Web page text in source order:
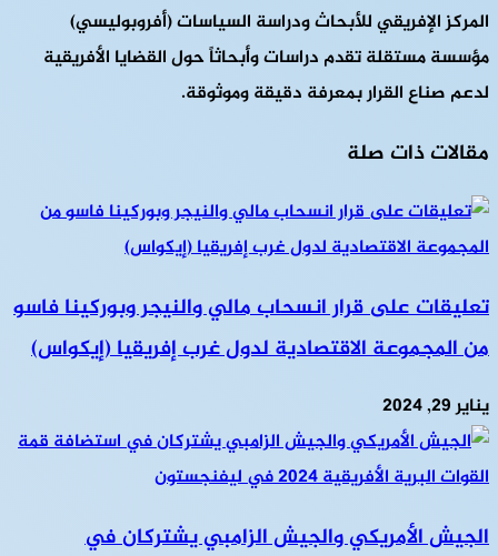
المركز الإفريقي للأبحاث ودراسة السياسات (أفروبوليسي)
مؤسسة مستقلة تقدم دراسات وأبحاثاً حول القضايا الأفريقية
لدعم صناع القرار بمعرفة دقيقة وموثوقة.
مقالات ذات صلة
تعليقات على قرار انسحاب مالي والنيجر وبوركينا فاسو
من المجموعة الاقتصادية لدول غرب إفريقيا (إيكواس)
يناير 29, 2024
الجيش الأمريكي والجيش الزامبي يشتركان في